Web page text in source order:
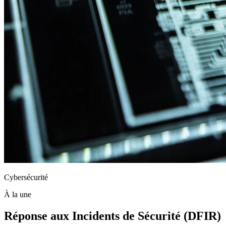
Cybersécurité
À la une
Réponse aux Incidents de Sécurité (DFIR)